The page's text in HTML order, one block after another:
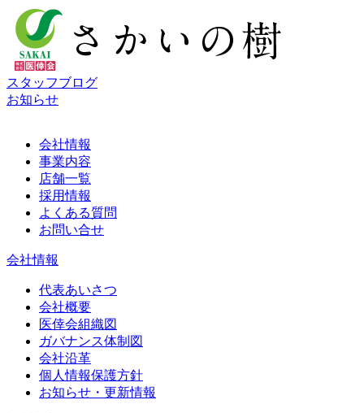
スタッフブログ
お知らせ
会社情報
事業内容
店舗一覧
採用情報
よくある質問
お問い合せ
会社情報
代表あいさつ
会社概要
医倖会組織図
ガバナンス体制図
会社沿革
個人情報保護方針
お知らせ・更新情報